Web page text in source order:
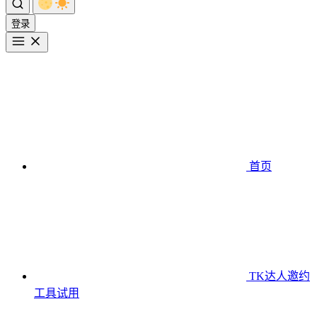
登录
首页
TK达人邀约
工具试用